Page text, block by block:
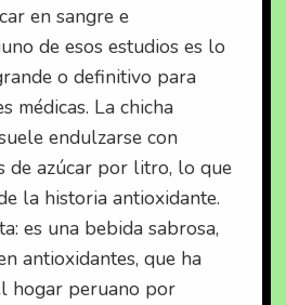
en sangre e
de esos estudios es lo
o definitivo para
médicas. La chicha
endulzarse con
de azúcar por litro, lo que
la historia antioxidante.
es una bebida sabrosa,
antioxidantes, que ha
hogar peruano por